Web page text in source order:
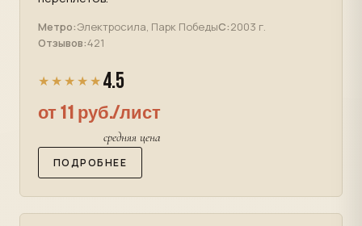
Метро:Электросила, Парк ПобедыС:2003 г.
Отзывов:421
★★★★★ 4.5
от 11 руб./лист
средняя цена
ПОДРОБНЕЕ